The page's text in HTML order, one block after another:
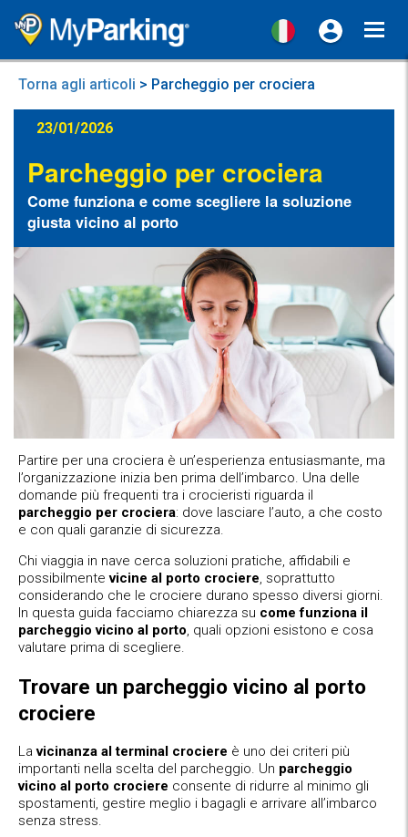
Torna agli articoli > Parcheggio per crociera
23/01/2026
Parcheggio per crociera
Come funziona e come scegliere la soluzione
giusta vicino al porto
Partire per una crociera è un’esperienza entusiasmante, ma
l’organizzazione inizia ben prima dell’imbarco. Una delle
domande più frequenti tra i crocieristi riguarda il
parcheggio per crociera: dove lasciare l’auto, a che costo
e con quali garanzie di sicurezza.
Chi viaggia in nave cerca soluzioni pratiche, affidabili e
possibilmentevicine al porto crociere, soprattutto
considerando che le crociere durano spesso diversi giorni.
In questa guida facciamo chiarezza su come funziona il
parcheggio vicino al porto, quali opzioni esistono e cosa
valutare prima di scegliere.
Trovare un parcheggio vicino al porto
crociere
Lavicinanza al terminal crociere è uno dei criteri più
importanti nella scelta del parcheggio. Un parcheggio
vicino al porto crociere consente di ridurre al minimo gli
spostamenti, gestire meglio i bagagli e arrivare all’imbarco
senza stress.